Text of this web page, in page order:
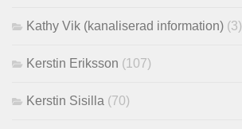
Kathy Vik (kanaliserad information) (3)
Kerstin Eriksson (107)
Kerstin Sisilla (70)